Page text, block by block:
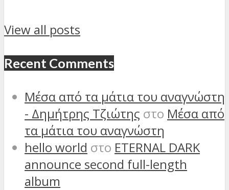
View all posts
Recent Comments
Μέσα από τα μάτια του αναγνώστη
- Δημήτρης Τζιώτης στο Μέσα από
τα μάτια του αναγνώστη
hello world στο ETERNAL DARK
announce second full-length
album